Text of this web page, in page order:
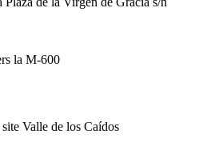
la M-600
Valle de los Caídos